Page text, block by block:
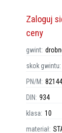
Zaloguj
ceny
gwint:
skok gwintu:
PN/M: 82144
DIN: 934
klasa: 10
materiał: